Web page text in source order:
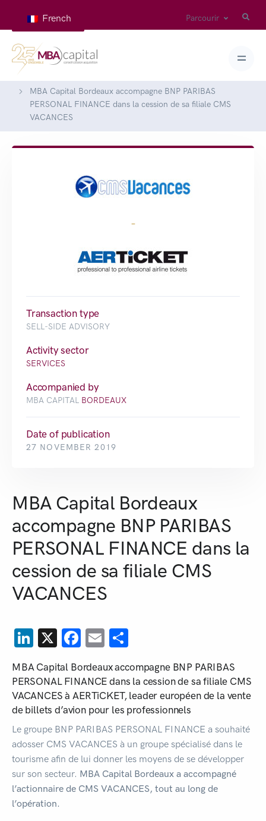
French Parcourir
MBA Capital Bordeaux accompagne BNP PARIBAS
PERSONAL FINANCE dans la cession de sa filiale CMS
VACANCES
-
Transaction type
SELL-SIDE ADVISORY
Activity sector
SERVICES
Accompanied by
MBA CAPITAL BORDEAUX
Date of publication
27 NOVEMBER 2019
MBA Capital Bordeaux
accompagne BNP PARIBAS
PERSONAL FINANCE dans la
cession de sa filiale CMS
VACANCES
LinkedIn
X Facebook
Email
MBA Capital Bordeaux accompagne BNP PARIBAS
PERSONAL FINANCE dans la cession de sa filiale CMS
VACANCES à AERTiCKET, leader européen de la vente
de billets d’avion pour les professionnels
Le groupe BNP PARIBAS PERSONAL FINANCE a souhaité
adosser CMS VACANCES à un groupe spécialisé dans le
tourisme afin de lui donner les moyens de se développer
sur son secteur. MBA Capital Bordeaux a accompagné
l’actionnaire de CMS VACANCES, tout au long de
l’opération.